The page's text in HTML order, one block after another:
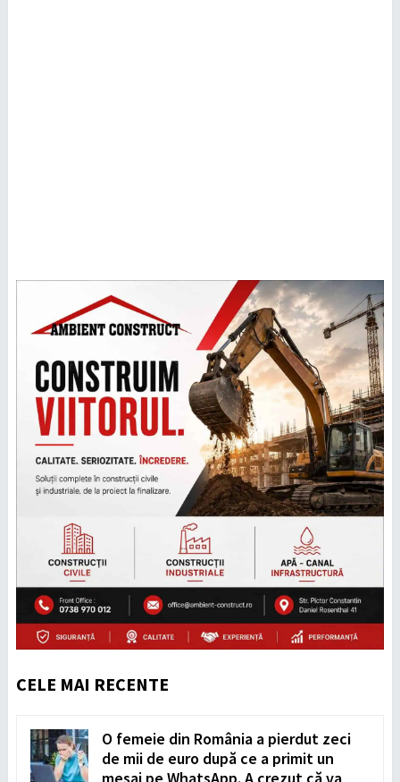
CELE MAI RECENTE
O femeie din România a pierdut zeci
de mii de euro după ce a primit un